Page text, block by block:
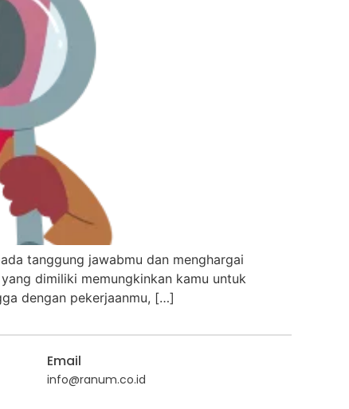
tanggung jawabmu dan menghargai
dimiliki memungkinkan kamu untuk
dengan pekerjaanmu, […]
Email
info@ranum.co.id